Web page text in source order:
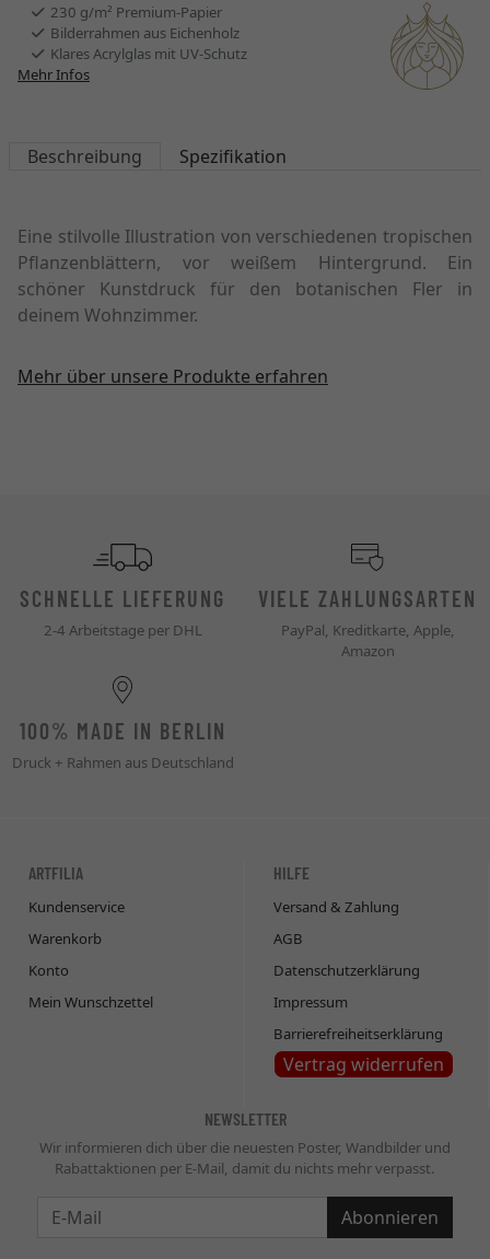
230 g/m² Premium-Papier
Bilderrahmen aus Eichenholz
Klares Acrylglas mit UV-Schutz
Mehr Infos
Beschreibung Spezifikation
Eine stilvolle Illustration von verschiedenen tropischen
Pflanzenblättern, vor weißem Hintergrund. Ein
schöner Kunstdruck für den botanischen Fler in
deinem Wohnzimmer.
Mehr über unsere Produkte erfahren
SCHNELLE LIEFERUNG
2-4 Arbeitstage per DHL
VIELE ZAHLUNGSARTEN
PayPal, Kreditkarte, Apple,
Amazon
100% MADE IN BERLIN
Druck + Rahmen aus Deutschland
ARTFILIA
Kundenservice
Warenkorb
Konto
Mein Wunschzettel
HILFE
Versand & Zahlung
AGB
Datenschutzerklärung
Impressum
Barrierefreiheitserklärung
Vertrag widerrufen
NEWSLETTER
Wir informieren dich über die neuesten Poster, Wandbilder und
Rabattaktionen per E-Mail, damit du nichts mehr verpasst.
Abonnieren